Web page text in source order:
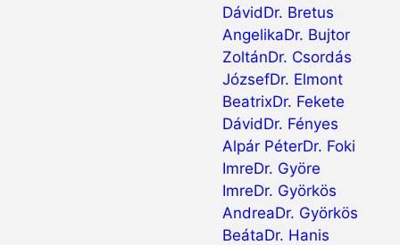
DávidDr. Bretus
AngelikaDr. Bujtor
ZoltánDr. Csordás
JózsefDr. Elmont
BeatrixDr. Fekete
DávidDr. Fényes
Alpár PéterDr. Foki
ImreDr. Györe
ImreDr. Györkös
AndreaDr. Györkös
BeátaDr. Hanis